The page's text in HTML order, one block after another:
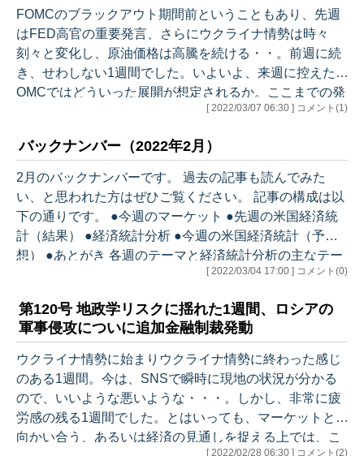
・日本にもインフレの波 ●先週の米国経済統計（結
果） ●経済統計分析 １. JOLTS 1月 ２. 新規失業保険
申請者数 ３…
FOMCのブラックアウト期間前ということもあり、先週
はFED高官の重要発言、さらにウクライナ情勢は時々
刻々と変化し、原油価格は高騰を続ける・・。前週に続
き、せわしない1週間でした。いよいよ、来週に控えたF
OMCではどういった展開が想定されるか。ここまでの発
言や統計データから分析をしておきましょう。 また、い
が、ロシアに対して行われた金融制裁の影響などを改め
て確認します。 それでは、今週のアウトラインです。 ●
先週のマーケット ・官邸が望む日銀人事 ●先週の米国
経済統計（結果） ●経済統計分析 １. ISM製造業景況指
数 2月 ２. I…
[ 2022/03/07 06:30 ] コメント(1)
バックナンバー（2022年2月）
2月のバックナンバーです。 過去の記事も読んでみた
い、と思われた方はぜひご覧ください。 記事の構成は以
下の通りです。 ●今週のマーケット ●先週の米国経済統
計（結果） ●経済統計分析 ●今週の米国経済統計（予
想） ●あとがき 各週のテーマと経済統計分析の主なテー
２. ISMサービス業景況指数 1月 ３. JOLTS 12月
４. 新規失業保険申請者数 ５. 雇用統計 1月 ６. 雇用
統計総論 ７. OPEC+現行計画維持 ８. 避けられない
銀行の変革 …
[ 2022/03/04 17:00 ] コメント(0)
第120号 地政学リスクに揺れた1週間、ロシアの
軍事侵攻についに追加金融制裁発動
ウクライナ情勢に始まりウクライナ情勢に終わった感じ
のある1週間。今は、SNSで瞬時に現地の状況が分かる
ので、いいような悪いような・・・。しかし、非常に疲
労感の残る1週間でした。とはいっても、マーケットと
向かい合う、あるいは経済の見通しを捉える上では、こ
[ 2022/02/28 06:30 ] コメント(2)